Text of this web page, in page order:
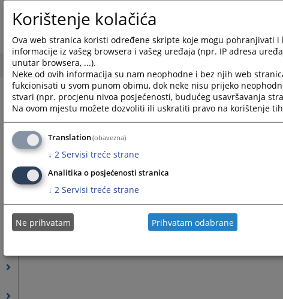
Korištenje kolačića
Ova web stranica koristi određene skripte koje mogu pohranjivati
informacije iz vašeg browsera i vašeg uređaja (npr. IP adresa
unutar browsera, ...).
Neke od ovih informacija su nam neophodne i bez njih web
fukcionisati u svom punom obimu, dok neke nisu prijeko
stvari (npr. procjenu nivoa posjećenosti, budućeg usavršavanja
Na ovom mjestu možete dozvoliti ili uskratiti pravo na korištenje
Translation(obavezna)
↓ 2 Servisi treće strane
Analitika o posjećenosti stranica
↓ 2 Servisi treće strane
Ne prihvatam Prihvatam odabrane